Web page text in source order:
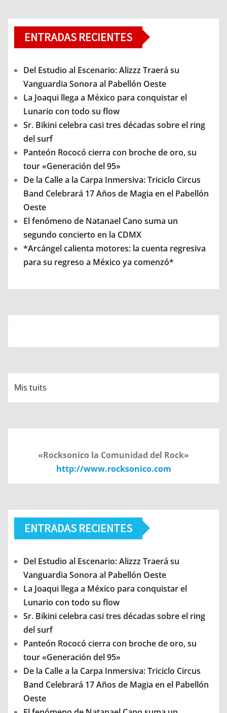
ENTRADAS RECIENTES
Del Estudio al Escenario: Alizzz Traerá su
Vanguardia Sonora al Pabellón Oeste
La Joaqui llega a México para conquistar el
Lunario con todo su flow
Sr. Bikini celebra casi tres décadas sobre el ring
del surf
Panteón Rococó cierra con broche de oro, su
tour «Generación del 95»
De la Calle a la Carpa Inmersiva: Triciclo Circus
Band Celebrará 17 Años de Magia en el Pabellón
Oeste
El fenómeno de Natanael Cano suma un
segundo concierto en la CDMX
*Arcángel calienta motores: la cuenta regresiva
para su regreso a México ya comenzó*
Mis tuits
«Rocksonico la Comunidad del Rock»
http://www.rocksonico.com
ENTRADAS RECIENTES
Del Estudio al Escenario: Alizzz Traerá su
Vanguardia Sonora al Pabellón Oeste
La Joaqui llega a México para conquistar el
Lunario con todo su flow
Sr. Bikini celebra casi tres décadas sobre el ring
del surf
Panteón Rococó cierra con broche de oro, su
tour «Generación del 95»
De la Calle a la Carpa Inmersiva: Triciclo Circus
Band Celebrará 17 Años de Magia en el Pabellón
Oeste